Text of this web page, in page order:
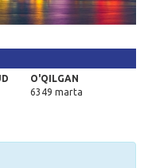
O'QILGAN
6349 marta